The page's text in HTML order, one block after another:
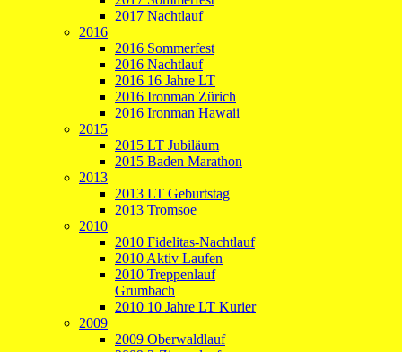
2017 Nachtlauf
2016
2016 Sommerfest
2016 Nachtlauf
2016 16 Jahre LT
2016 Ironman Zürich
2016 Ironman Hawaii
2015
2015 LT Jubiläum
2015 Baden Marathon
2013
2013 LT Geburtstag
2013 Tromsoe
2010
2010 Fidelitas-Nachtlauf
2010 Aktiv Laufen
2010 Treppenlauf
Grumbach
2010 10 Jahre LT Kurier
2009
2009 Oberwaldlauf